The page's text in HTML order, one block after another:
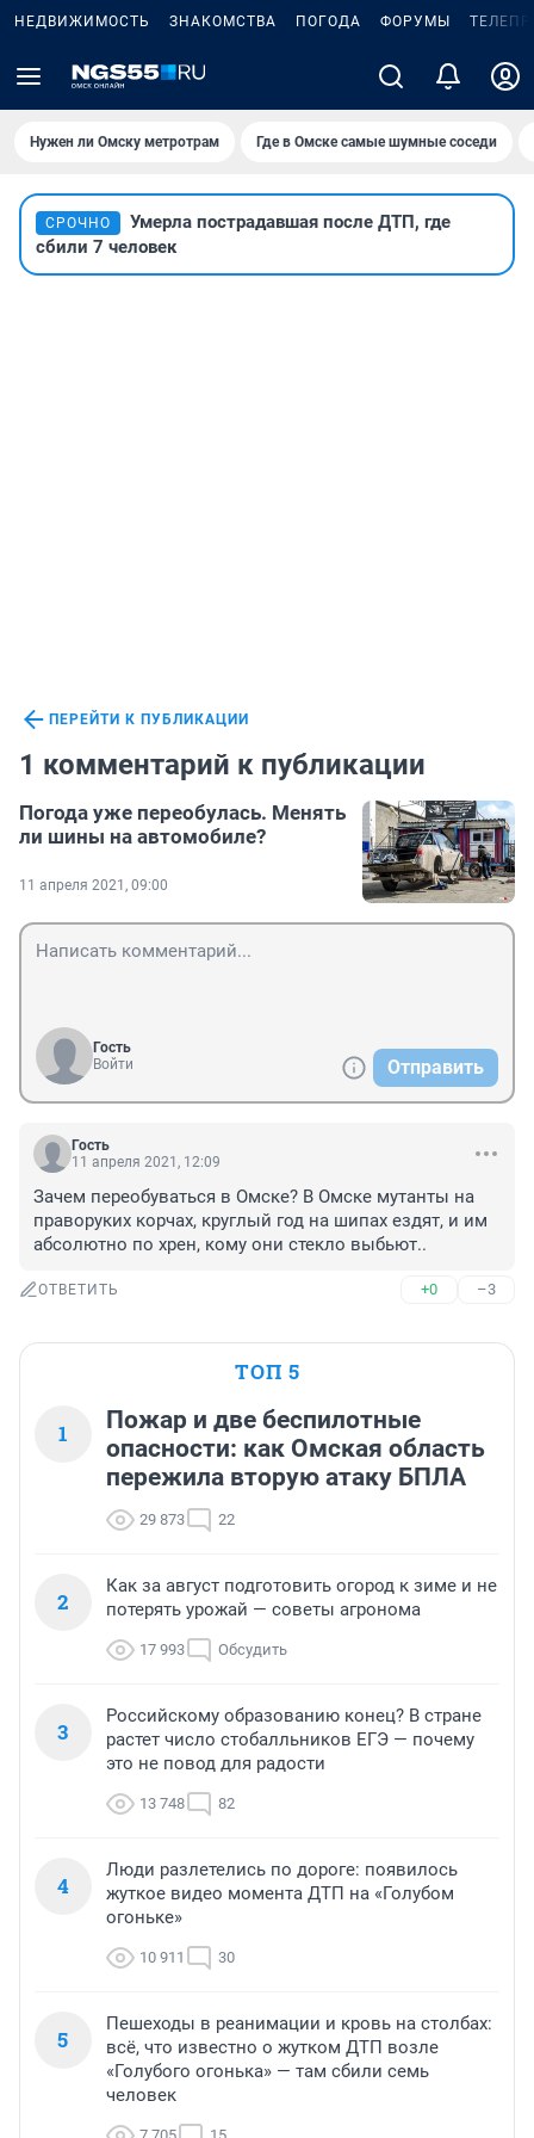
НЕДВИЖИМОСТЬ ЗНАКОМСТВА ПОГОДА ФОРУМЫ
Нужен ли Омску метротрам Где в Омске самые шумные соседи
СРОЧНО
Умерла пострадавшая после ДТП, где
сбили 7 человек
ПЕРЕЙТИ К ПУБЛИКАЦИИ
1 комментарий к публикации
Погода уже переобулась. Менять
ли шины на автомобиле?
11 апреля 2021, 09:00
Гость
Войти
Отправить
Гость
11 апреля 2021, 12:09
Зачем переобуваться в Омске? В Омске мутанты на
праворуких корчах, круглый год на шипах ездят, и им
абсолютно по хрен, кому они стекло выбьют..
ОТВЕТИТЬ +0 –3
ТОП 5
1
Пожар и две беспилотные
опасности: как Омская область
пережила вторую атаку БПЛА
29 873 22
2
Как за август подготовить огород к зиме и не
потерять урожай — советы агронома
17 993 Обсудить
3
Российскому образованию конец? В стране
растет число стобалльников ЕГЭ — почему
это не повод для радости
13 748 82
4
Люди разлетелись по дороге: появилось
жуткое видео момента ДТП на «Голубом
огоньке»
10 911 30
5
Пешеходы в реанимации и кровь на столбах:
всё, что известно о жутком ДТП возле
«Голубого огонька» — там сбили семь
человек